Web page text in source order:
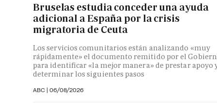
Bruselas estudia conceder una ayuda
adicional a España por la crisis
migratoria de Ceuta
Los servicios comunitarios están analizando «muy
rápidamente» el documento remitido por el
para identificar «la mejor manera» de prestar apoyo
determinar los siguientes pasos
ABC | 06/08/2026